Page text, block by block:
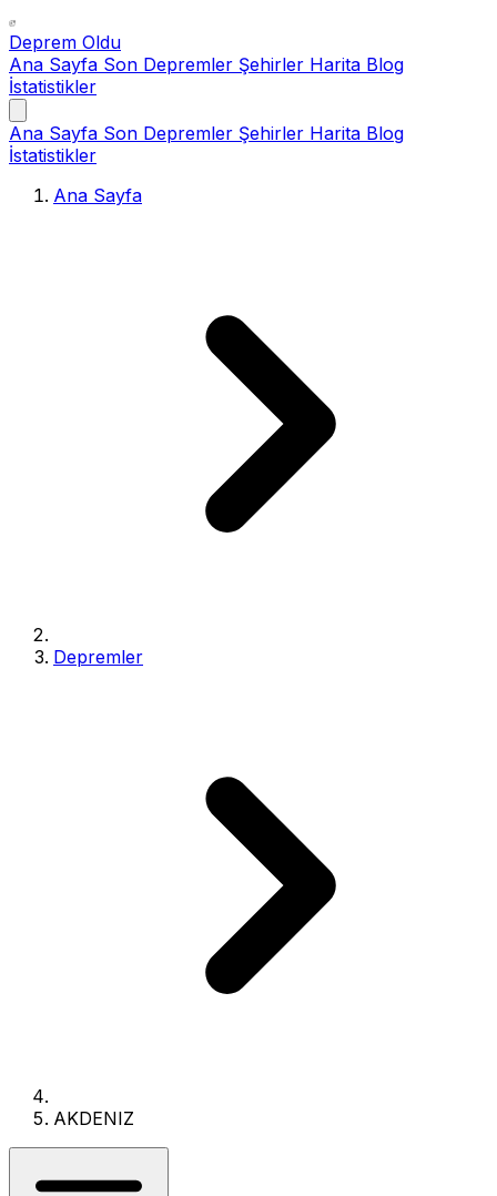
Deprem Oldu
Ana Sayfa Son Depremler Şehirler Harita Blog
İstatistikler
Ana Sayfa Son Depremler Şehirler Harita Blog
İstatistikler
Ana Sayfa
Depremler
AKDENIZ